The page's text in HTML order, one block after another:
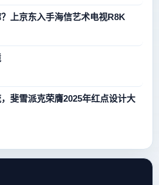
上京东入手海信艺术电视R8K
斐雪派克荣膺2025年红点设计大